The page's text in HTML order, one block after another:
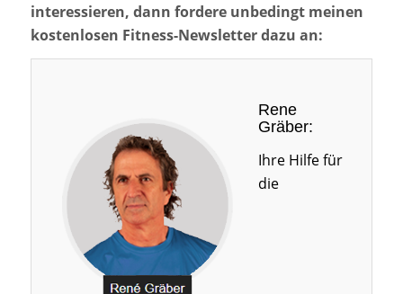
interessieren, dann fordere unbedingt meinen
kostenlosen Fitness-Newsletter dazu an:
Rene
Gräber:
Ihre Hilfe für
die